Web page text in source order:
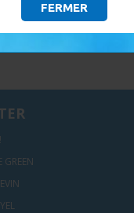
GREEN
FERMER